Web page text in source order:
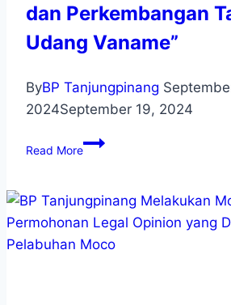
dan Perkembangan
Udang Vaname”
ByBP Tanjungpinang
2024September 19, 2024
Read More